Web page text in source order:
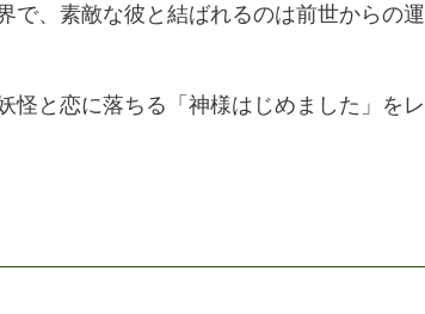
で、素敵な彼と結ばれるのは前世からの運
怪と恋に落ちる「神様はじめました」をレ